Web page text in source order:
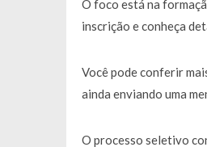
O foco está na
inscrição e conheça
Você pode conferir
ainda enviando uma
O processo seletivo